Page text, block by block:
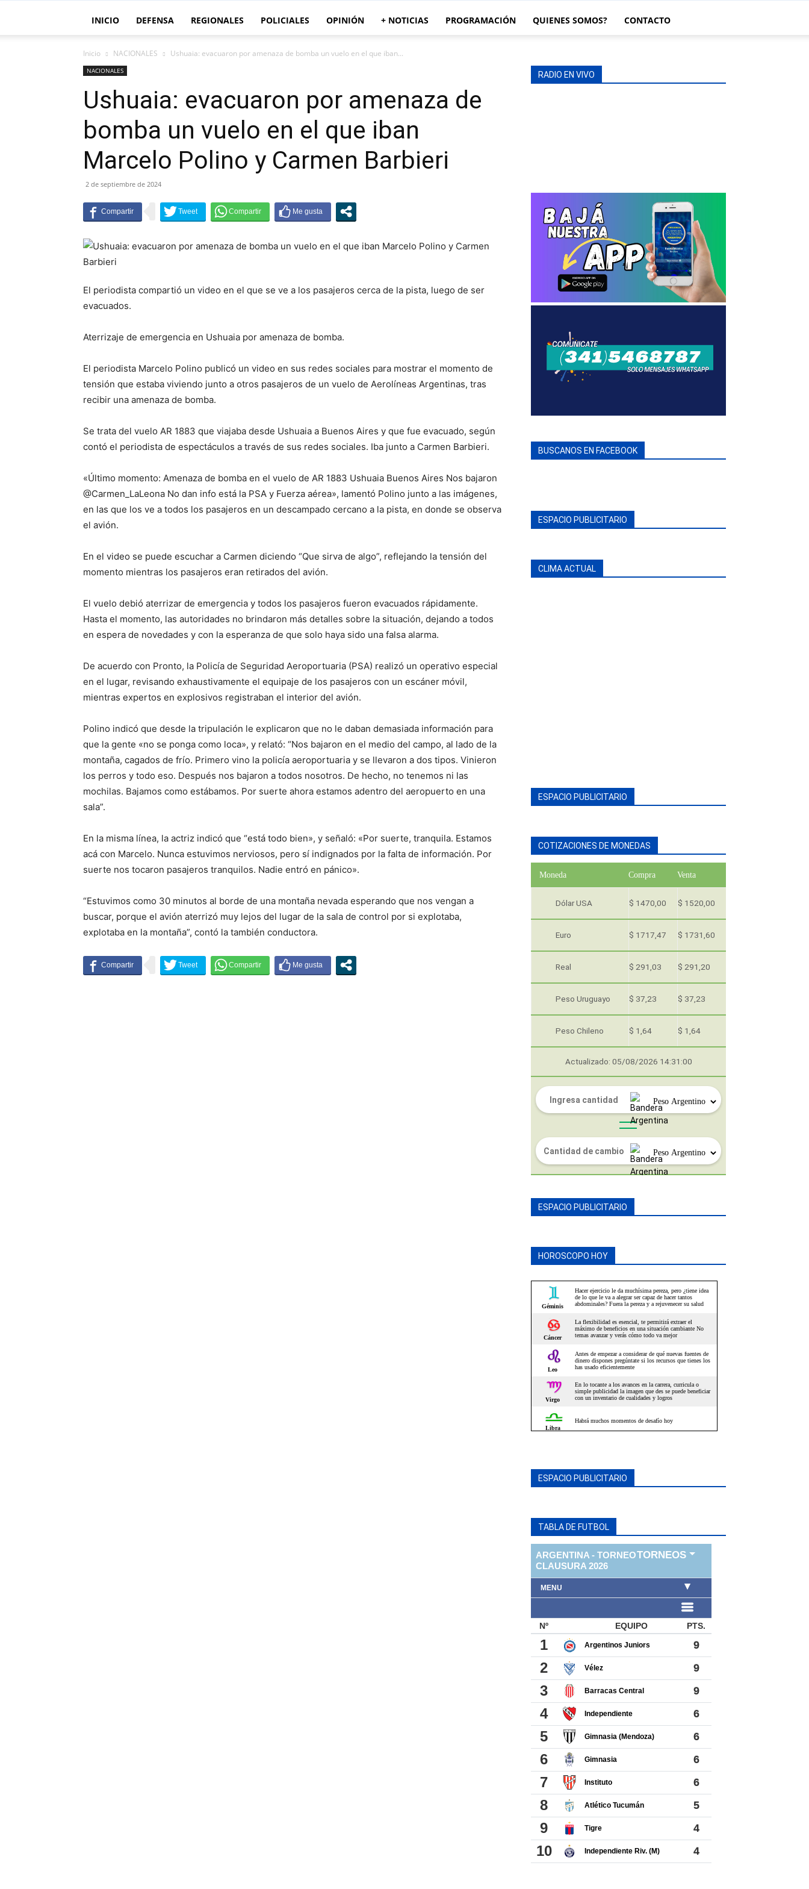
INICIO DEFENSA REGIONALES POLICIALES OPINIÓN + NOTICIAS PROGRAMACIÓN QUIENES SOMOS? CONTACTO
Inicio NACIONALES Ushuaia: evacuaron por amenaza de bomba un vuelo en el que iban...
NACIONALES
Ushuaia: evacuaron por amenaza de
bomba un vuelo en el que iban
Marcelo Polino y Carmen Barbieri
2 de septiembre de 2024
El periodista compartió un video en el que se ve a los pasajeros cerca de la pista, luego de ser
evacuados.
Aterrizaje de emergencia en Ushuaia por amenaza de bomba.
El periodista Marcelo Polino publicó un video en sus redes sociales para mostrar el momento de
tensión que estaba viviendo junto a otros pasajeros de un vuelo de Aerolíneas Argentinas, tras
recibir una amenaza de bomba.
Se trata del vuelo AR 1883 que viajaba desde Ushuaia a Buenos Aires y que fue evacuado, según
contó el periodista de espectáculos a través de sus redes sociales. Iba junto a Carmen Barbieri.
«Último momento: Amenaza de bomba en el vuelo de AR 1883 Ushuaia Buenos Aires Nos bajaron
@Carmen_LaLeona No dan info está la PSA y Fuerza aérea», lamentó Polino junto a las imágenes,
en las que los ve a todos los pasajeros en un descampado cercano a la pista, en donde se observa
el avión.
En el video se puede escuchar a Carmen diciendo “Que sirva de algo”, reflejando la tensión del
momento mientras los pasajeros eran retirados del avión.
El vuelo debió aterrizar de emergencia y todos los pasajeros fueron evacuados rápidamente.
Hasta el momento, las autoridades no brindaron más detalles sobre la situación, dejando a todos
en espera de novedades y con la esperanza de que solo haya sido una falsa alarma.
De acuerdo con Pronto, la Policía de Seguridad Aeroportuaria (PSA) realizó un operativo especial
en el lugar, revisando exhaustivamente el equipaje de los pasajeros con un escáner móvil,
mientras expertos en explosivos registraban el interior del avión.
Polino indicó que desde la tripulación le explicaron que no le daban demasiada información para
que la gente «no se ponga como loca», y relató: “Nos bajaron en el medio del campo, al lado de la
montaña, cagados de frío. Primero vino la policía aeroportuaria y se llevaron a dos tipos. Vinieron
los perros y todo eso. Después nos bajaron a todos nosotros. De hecho, no tenemos ni las
mochilas. Bajamos como estábamos. Por suerte ahora estamos adentro del aeropuerto en una
sala”.
En la misma línea, la actriz indicó que “está todo bien», y señaló: «Por suerte, tranquila. Estamos
acá con Marcelo. Nunca estuvimos nerviosos, pero sí indignados por la falta de información. Por
suerte nos tocaron pasajeros tranquilos. Nadie entró en pánico».
“Estuvimos como 30 minutos al borde de una montaña nevada esperando que nos vengan a
buscar, porque el avión aterrizó muy lejos del lugar de la sala de control por si explotaba,
explotaba en la montaña”, contó la también conductora.
RADIO EN VIVO
BUSCANOS EN FACEBOOK
ESPACIO PUBLICITARIO
CLIMA ACTUAL
ESPACIO PUBLICITARIO
COTIZACIONES DE MONEDAS
Moneda Compra Venta
Dólar USA $ 1470,00 $ 1520,00
Euro $ 1717,47 $ 1731,60
Real $ 291,03 $ 291,20
Peso Uruguayo $ 37,23 $ 37,23
Peso Chileno $ 1,64 $ 1,64
Actualizado: 05/08/2026 14:31:00
ESPACIO PUBLICITARIO
HOROSCOPO HOY
ESPACIO PUBLICITARIO
TABLA DE FUTBOL